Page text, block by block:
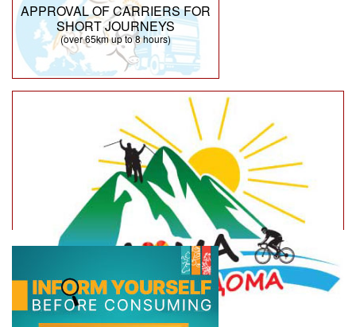
APPROVAL OF CARRIERS FOR
SHORT JOURNEYS
(over 65km up to 8 hours)